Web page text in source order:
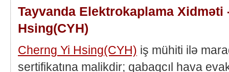
Tayvanda Elektrokaplama Xidməti
Hsing(CYH)
Cherng Yi Hsing(CYH) iş mühiti ilə
sertifikatına malikdir; qabaqcıl hava